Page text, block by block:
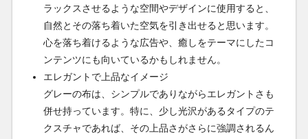
ラックスさせるような空間やデザインに使用すると、
自然とその落ち着いた空気を引き出せると思います。
心を落ち着けるような広告や、癒しをテーマにしたコ
ンテンツにも向いているかもしれません。
エレガントで上品なイメージ
グレーの布は、シンプルでありながらエレガントさも
併せ持っています。特に、少し光沢があるタイプのテ
クスチャであれば、その上品さがさらに強調されるん